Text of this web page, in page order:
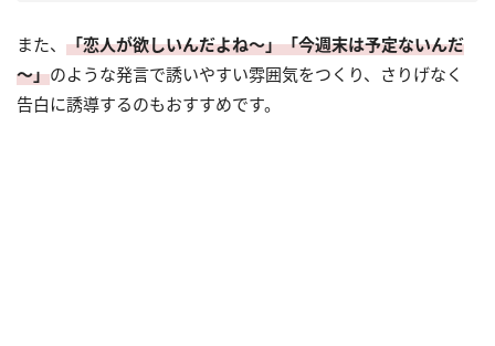
また、 「恋人が欲しいんだよね～」「今週末は予定ないんだ
～」のような発言で誘いやすい雰囲気をつくり、さりげなく
告白に誘導するのもおすすめです。